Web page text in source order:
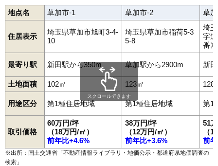
地点名 草加市-1 草加市-2 草
住居表示
埼玉県草加市旭町3-4-
10
埼玉県草加市稲荷5-3
5-8
埼
字
番》
最寄り駅 新田駅から350m 草加駅から2900m 新
土地面積 102㎡ 123㎡ 128
用途区分 第1種住居地域 第1種住居地域 第1
取引価格
60万円/坪
（18万円/㎡）
前年比+4.6%
38万円/坪
（12万円/㎡）
前年比+3.6%
51
（
前
スクロールできます
※出所：国土交通省「不動産情報ライブラリ・地価公示・都道府県地価調査の
検索 」